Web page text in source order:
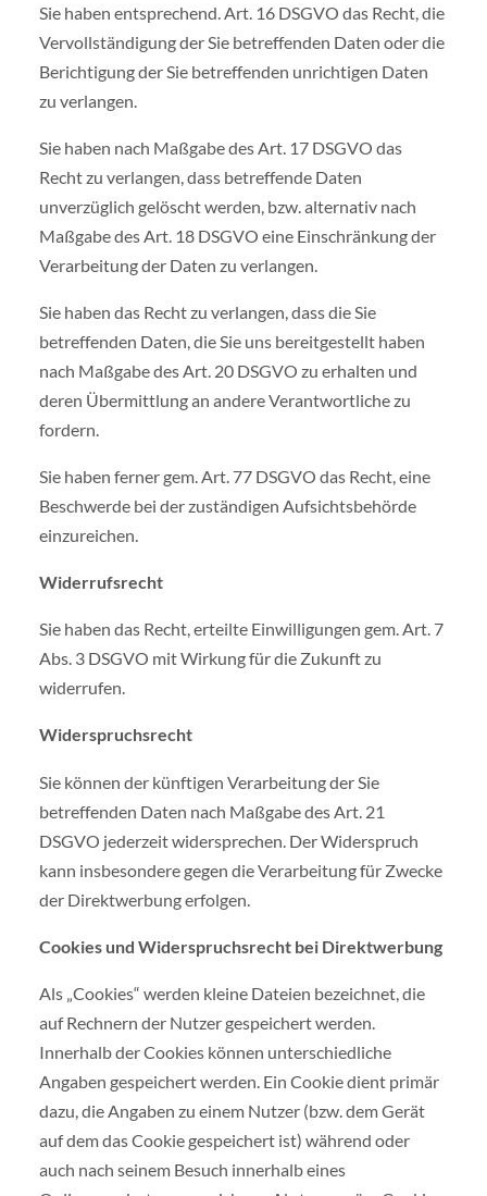
Sie haben entsprechend. Art. 16 DSGVO das Recht, die
Vervollständigung der Sie betreffenden Daten oder die
Berichtigung der Sie betreffenden unrichtigen Daten
zu verlangen.
Sie haben nach Maßgabe des Art. 17 DSGVO das
Recht zu verlangen, dass betreffende Daten
unverzüglich gelöscht werden, bzw. alternativ nach
Maßgabe des Art. 18 DSGVO eine Einschränkung der
Verarbeitung der Daten zu verlangen.
Sie haben das Recht zu verlangen, dass die Sie
betreffenden Daten, die Sie uns bereitgestellt haben
nach Maßgabe des Art. 20 DSGVO zu erhalten und
deren Übermittlung an andere Verantwortliche zu
fordern.
Sie haben ferner gem. Art. 77 DSGVO das Recht, eine
Beschwerde bei der zuständigen Aufsichtsbehörde
einzureichen.
Widerrufsrecht
Sie haben das Recht, erteilte Einwilligungen gem. Art. 7
Abs. 3 DSGVO mit Wirkung für die Zukunft zu
widerrufen.
Widerspruchsrecht
Sie können der künftigen Verarbeitung der Sie
betreffenden Daten nach Maßgabe des Art. 21
DSGVO jederzeit widersprechen. Der Widerspruch
kann insbesondere gegen die Verarbeitung für Zwecke
der Direktwerbung erfolgen.
Cookies und Widerspruchsrecht bei Direktwerbung
Als „Cookies“ werden kleine Dateien bezeichnet, die
auf Rechnern der Nutzer gespeichert werden.
Innerhalb der Cookies können unterschiedliche
Angaben gespeichert werden. Ein Cookie dient primär
dazu, die Angaben zu einem Nutzer (bzw. dem Gerät
auf dem das Cookie gespeichert ist) während oder
auch nach seinem Besuch innerhalb eines